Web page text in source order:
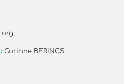
:Corinne BERINGS